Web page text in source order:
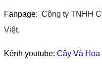
Fanpage: Công ty TNHH
Việt.
Kênh youtube: Cây Và Hoa